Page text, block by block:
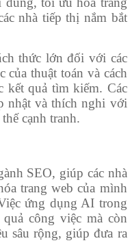
nhà tiếp thị nắm bắt
thức lớn đối với các
thuật toán và cách
kết quả tìm kiếm. Các
nhật và thích nghi với
cạnh tranh.
SEO, giúp các nhà
trang web của mình
ứng dụng AI trong
công việc mà còn
sâu rộng, giúp đưa ra